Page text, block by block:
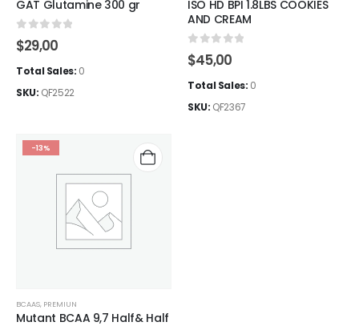
GAT Glutamine 300 gr
0 out of 5
$29,00
Total Sales: 0
SKU: QF2522
ISO HD BPI 1.8LBS COOKIES
AND CREAM
0 out of 5
$45,00
Total Sales: 0
SKU: QF2367
-13%
BCAAS, PREMIUN
Mutant BCAA 9,7 Half& Half